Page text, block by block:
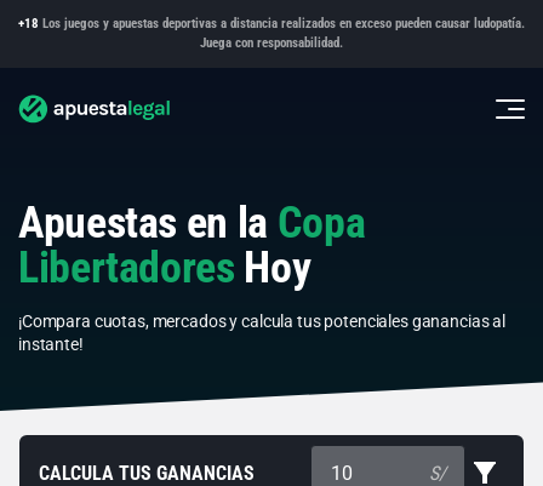
+18 Los juegos y apuestas deportivas a distancia realizados en exceso pueden causar ludopatía.
Juega con responsabilidad.
Apuestas en la Copa
Libertadores Hoy
¡Compara cuotas, mercados y calcula tus potenciales ganancias al
instante!
CALCULA TUS GANANCIAS S/